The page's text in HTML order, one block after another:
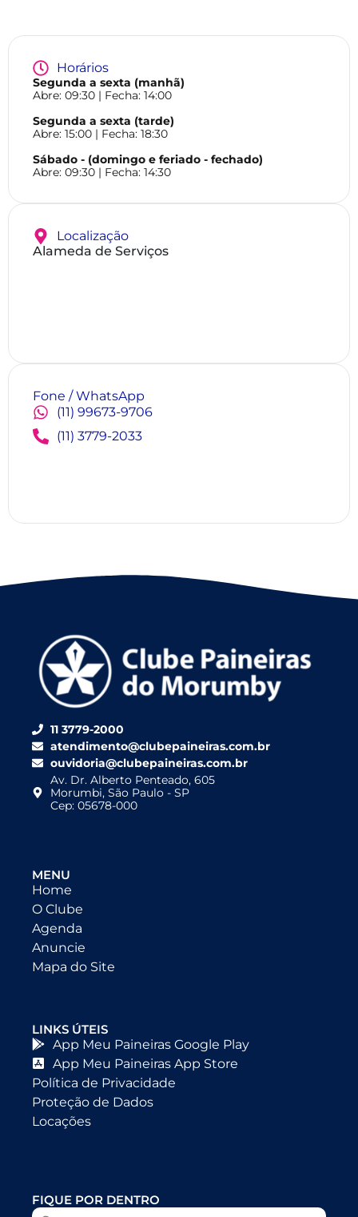
Horários
Segunda a sexta (manhã)
Abre: 09:30 | Fecha: 14:00
Segunda a sexta (tarde)
Abre: 15:00 | Fecha: 18:30
Sábado - (domingo e feriado - fechado)
Abre: 09:30 | Fecha: 14:30
Localização
Alameda de Serviços
Fone / WhatsApp
(11) 99673-9706
(11) 3779-2033
11 3779-2000
atendimento@clubepaineiras.com.br
ouvidoria@clubepaineiras.com.br
Av. Dr. Alberto Penteado, 605
Morumbi, São Paulo - SP
Cep: 05678-000
MENU
Home
O Clube
Agenda
Anuncie
Mapa do Site
LINKS ÚTEIS
App Meu Paineiras Google Play
App Meu Paineiras App Store
Política de Privacidade
Proteção de Dados
Locações
FIQUE POR DENTRO